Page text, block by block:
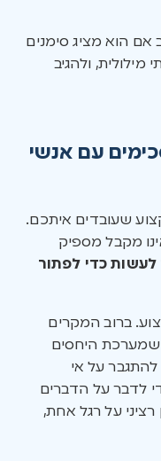
אם הוא מציג סימנים
מילולית, ולהגיב
עם אנשי
שעובדים איתכם.
מקבל מספיק
כדי לפתור
ברוב המקרים
שמערכת היחסים
להתגבר על אי
לדבר על הדברים
על רגל אחת,